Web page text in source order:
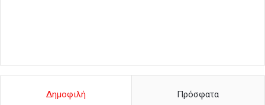
Δημοφιλή Πρόσφατα